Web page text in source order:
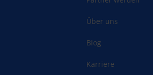
Über uns
Blog
Karriere